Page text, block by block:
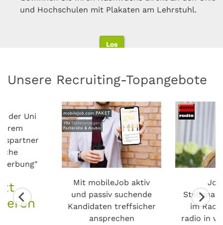
und Hochschulen mit Plakaten am Lehrstuhl.
Los
Personal aus Ihrem Fachgebiet.
Los
Erhöhen Sie Ihr Employer-Branding mit gezielten
Social-Media-Aktivitäten
Los
Door Media, CineLights, Postern und Flyern
Los
Senderhomepage werden auch Webradio-Hörer auf
Sie aufmerksam
Los
Unsere Recruiting-Topangebote
der Uni
Mit mobileJob aktiv
und passiv suchende
Kandidaten treffsicher
ansprechen
im
radio in